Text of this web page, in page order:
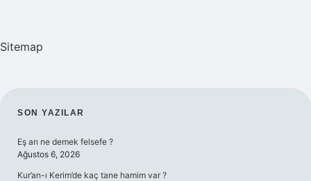
Sitemap
SIDEBAR
SON YAZILAR
Eş arı ne demek felsefe ?
Ağustos 6, 2026
Kur’an-ı Kerim’de kaç tane hamim var ?